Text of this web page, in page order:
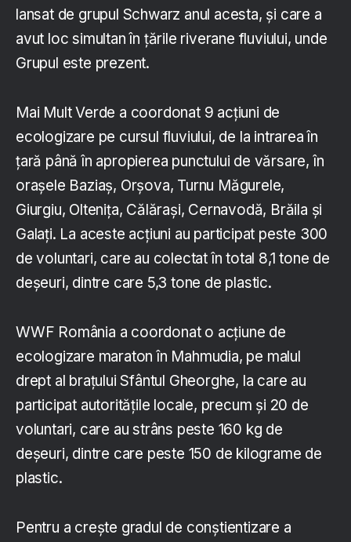
lansat de grupul Schwarz anul acesta, și care a
avut loc simultan în țările riverane fluviului, unde
Grupul este prezent.
Mai Mult Verde a coordonat 9 acțiuni de
ecologizare pe cursul fluviului, de la intrarea în
țară până în apropierea punctului de vărsare, în
orașele Baziaș, Orșova, Turnu Măgurele,
Giurgiu, Oltenița, Călărași, Cernavodă, Brăila și
Galați. La aceste acțiuni au participat peste 300
de voluntari, care au colectat în total 8,1 tone de
deșeuri, dintre care 5,3 tone de plastic.
WWF România a coordonat o acțiune de
ecologizare maraton în Mahmudia, pe malul
drept al brațului Sfântul Gheorghe, la care au
participat autoritățile locale, precum și 20 de
voluntari, care au strâns peste 160 kg de
deșeuri, dintre care peste 150 de kilograme de
plastic.
Pentru a crește gradul de conștientizare a